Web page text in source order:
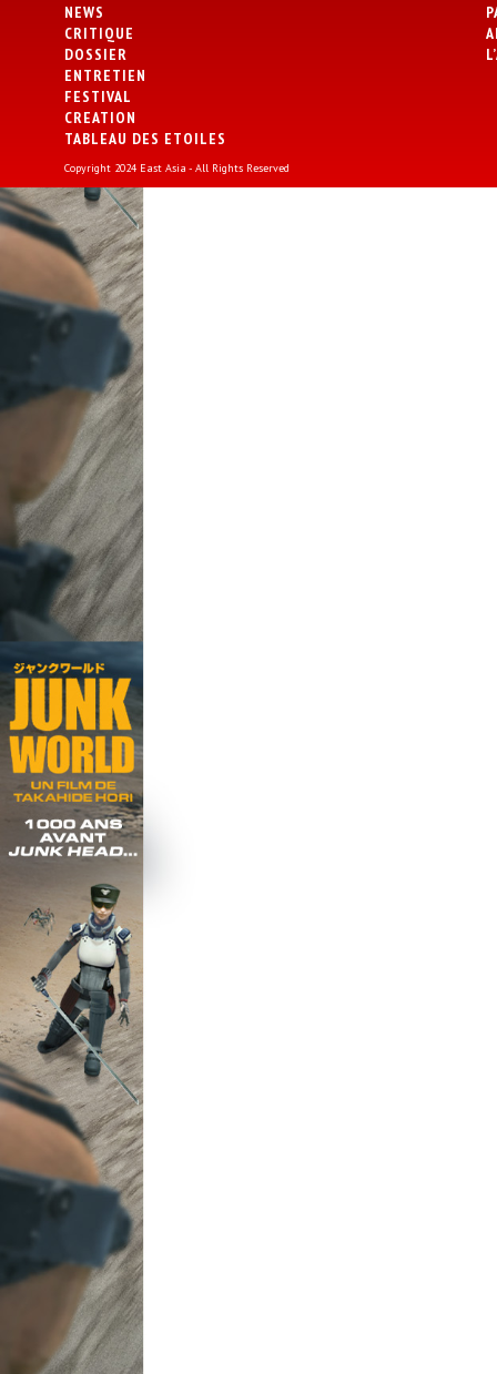
NEWS
CRITIQUE
DOSSIER
ENTRETIEN
FESTIVAL
CREATION
TABLEAU DES ETOILES
Copyright 2024 East Asia - All Rights Reserved